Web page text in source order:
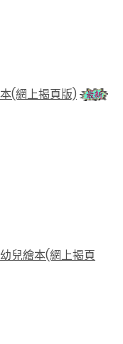
(網上揭頁版)
兒繪本(網上揭頁